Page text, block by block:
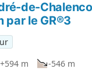
de-
par le GR®3
+594 m
-546 m